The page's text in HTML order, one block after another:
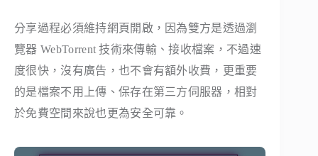
分享過程必須維持網頁開啟，因為雙方是透過瀏
覽器 WebTorrent 技術來傳輸、接收檔案，不過速
度很快，沒有廣告，也不會有額外收費，更重要
的是檔案不用上傳、保存在第三方伺服器，相對
於免費空間來說也更為安全可靠。